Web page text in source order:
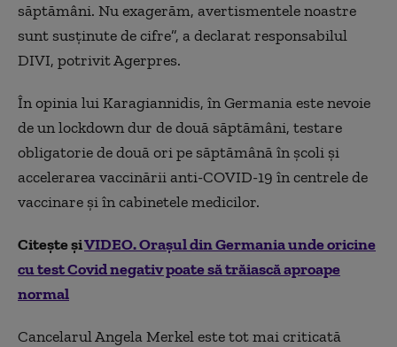
săptămâni. Nu exagerăm, avertismentele noastre
sunt susţinute de cifre”, a declarat responsabilul
DIVI, potrivit Agerpres.
În opinia lui Karagiannidis, în Germania este nevoie
de un lockdown dur de două săptămâni, testare
obligatorie de două ori pe săptămână în şcoli şi
accelerarea vaccinării anti-COVID-19 în centrele de
vaccinare şi în cabinetele medicilor.
Citește șiVIDEO. Orașul din Germania unde oricine
cu test Covid negativ poate să trăiască aproape
normal
Cancelarul Angela Merkel este tot mai criticată